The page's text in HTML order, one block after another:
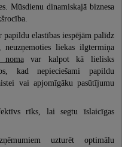
Mūsdienu dinamiskajā biznesa
elastības iespējām palīdz
neuzņemoties liekas ilgtermiņa
var kalpot kā lielisks
kad nepieciešami papildu
vai apjomīgāku pasūtījumu
rīks, lai segtu īslaicīgas
uzturēt optimālu